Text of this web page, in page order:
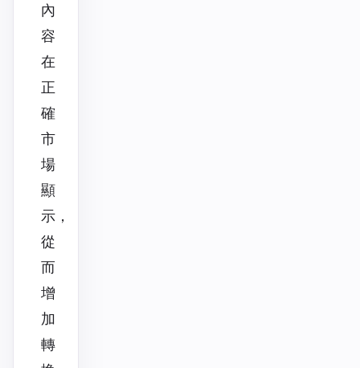
內
容
在
正
確
市
場
顯
示，
從
而
增
加
轉